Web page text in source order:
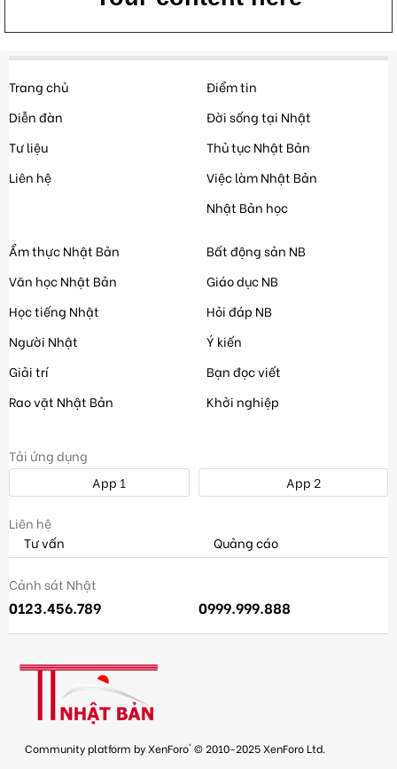
Trang chủ
Diễn đàn
Tư liệu
Liên hệ
Điểm tin
Đời sống tại Nhật
Thủ tục Nhật Bản
Việc làm Nhật Bản
Nhật Bản học
Ẩm thực Nhật Bản
Văn học Nhật Bản
Học tiếng Nhật
Người Nhật
Giải trí
Rao vặt Nhật Bản
Bất động sản NB
Giáo dục NB
Hỏi đáp NB
Ý kiến
Bạn đọc viết
Khởi nghiệp
Tải ứng dụng
App 1
App 2
Liên hệ
Tư vấn
Quảng cáo
Cảnh sát Nhật
0123.456.789 0999.999.888
Community platform by XenForo® © 2010-2025 XenForo Ltd.